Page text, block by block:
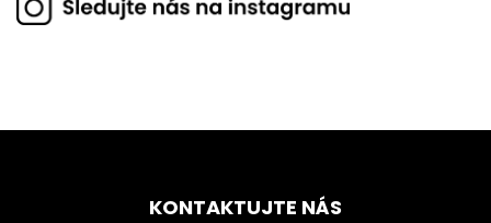
KONTAKTUJTE NÁS